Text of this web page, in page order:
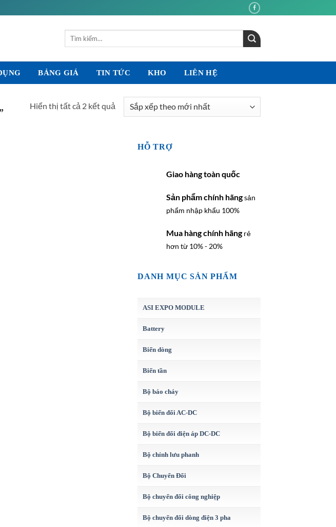
Tìm
BẢNG GIÁ TIN TỨC KHO LIÊN HỆ
Hiển thị tất cả 2 kết quảĐã
sắp
HỖ TRỢ
Giao hàng toàn quốc
Sản phẩm chính hãngsản
phẩm nhập khẩu 100%
Mua hàng chính hãng rẻ
hơn từ 10% - 20%
DANH MỤC SẢN PHẨM
ASI EXPO MODULE
Battery
Biến dòng
Biến tần
Bộ báo cháy
Bộ biến đổi AC-DC
Bộ biến đổi điện áp DC-DC
Bộ chỉnh lưu phanh
Bộ Chuyển Đổi
Bộ chuyển đổi công nghiệp
Bộ chuyển đổi dòng điện 3 pha